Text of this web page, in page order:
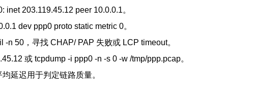
203.119.45.12 peer 10.0.0.1。
dev ppp0 proto static metric 0。
n 50，寻找 CHAP/ PAP 失败或 LCP timeout。
或 tcpdump -i ppp0 -n -s 0 -w /tmp/ppp.pcap。
延迟用于判定链路质量。